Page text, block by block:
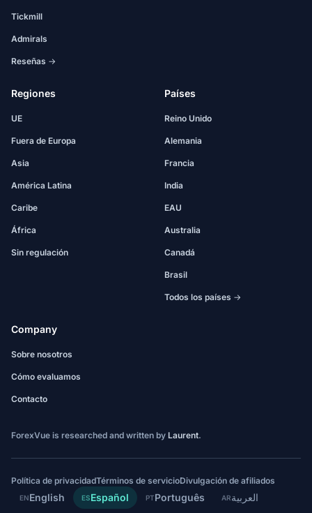
Tickmill
Admirals
Reseñas →
Regiones
UE
Fuera de Europa
Asia
América Latina
Caribe
África
Sin regulación
Países
Reino Unido
Alemania
Francia
India
EAU
Australia
Canadá
Brasil
Todos los países →
Company
Sobre nosotros
Cómo evaluamos
Contacto
ForexVue is researched and written by Laurent.
Política de privacidadTérminos de servicioDivulgación de afiliados
ENEnglish ESEspañol PTPortuguês ARالعربية